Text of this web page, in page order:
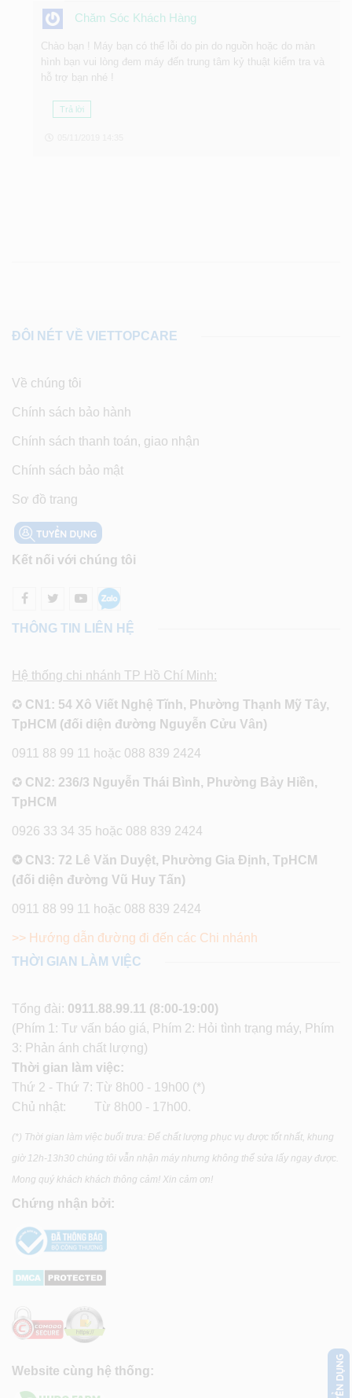
Chăm Sóc Khách Hàng
Chào bạn ! Máy bạn có thể lỗi do pin do nguồn hoặc do màn
hình bạn vui lòng đem máy đến trung tâm kỷ thuật kiểm tra và
hỗ trợ bạn nhé !
Trả lời
ĐÔI NÉT VỀ VIETTOPCARE
Về chúng tôi
Chính sách bảo hành
Chính sách thanh toán, giao nhận
Chính sách bảo mật
Sơ đồ trang
Kết nối với chúng tôi
THÔNG TIN LIÊN HỆ
Hệ thống chi nhánh TP Hồ Chí Minh:
✪ CN1: 54 Xô Viết Nghệ Tĩnh, Phường Thạnh Mỹ Tây,
TpHCM (đối diện đường Nguyễn Cửu Vân)
0911 88 99 11 hoặc 088 839 2424
✪ CN2: 236/3 Nguyễn Thái Bình, Phường Bảy Hiền,
TpHCM
0926 33 34 35 hoặc 088 839 2424
✪ CN3: 72 Lê Văn Duyệt, Phường Gia Định, TpHCM
(đối diện đường Vũ Huy Tấn)
0911 88 99 11 hoặc 088 839 2424
>> Hướng dẫn đường đi đến các Chi nhánh
THỜI GIAN LÀM VIỆC
Tổng đài: 0911.88.99.11 (8:00-19:00)
(Phím 1: Tư vấn báo giá, Phím 2: Hỏi tình trạng máy, Phím
3: Phản ánh chất lượng)
Thời gian làm việc:
Thứ 2 - Thứ 7: Từ 8h00 - 19h00 (*)
Chủ nhật: Từ 8h00 - 17h00.
(*) Thời gian làm việc buổi trưa: Để chất lượng phục vụ được tốt nhất, khung
giờ 12h-13h30 chúng tôi vẫn nhận máy nhưng không thể sửa lấy ngay được.
Mong quý khách khách thông cảm! Xin cảm ơn!
Chứng nhận bởi:
Website cùng hệ thống: